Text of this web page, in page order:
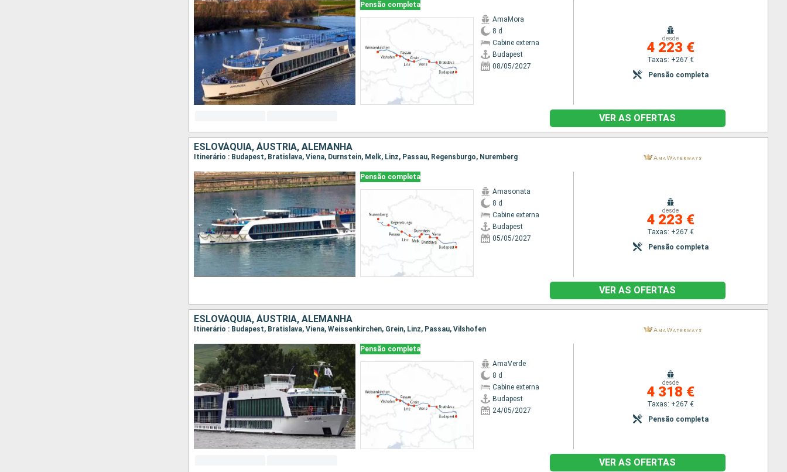
Pensão completa
AmaMora
8 d
Cabine externa
Budapest
08/05/2027
desde
4 223 €
Taxas: +267 €
Pensão completa
VER AS OFERTAS
ESLOVÁQUIA, ÁUSTRIA, ALEMANHA
Itinerário : Budapest, Bratislava, Viena, Durnstein, Melk, Linz, Passau, Regensburgo, Nuremberg
Pensão completa
Amasonata
8 d
Cabine externa
Budapest
05/05/2027
desde
4 223 €
Taxas: +267 €
Pensão completa
VER AS OFERTAS
ESLOVÁQUIA, ÁUSTRIA, ALEMANHA
Itinerário : Budapest, Bratislava, Viena, Weissenkirchen, Grein, Linz, Passau, Vilshofen
Pensão completa
AmaVerde
8 d
Cabine externa
Budapest
24/05/2027
desde
4 318 €
Taxas: +267 €
Pensão completa
VER AS OFERTAS